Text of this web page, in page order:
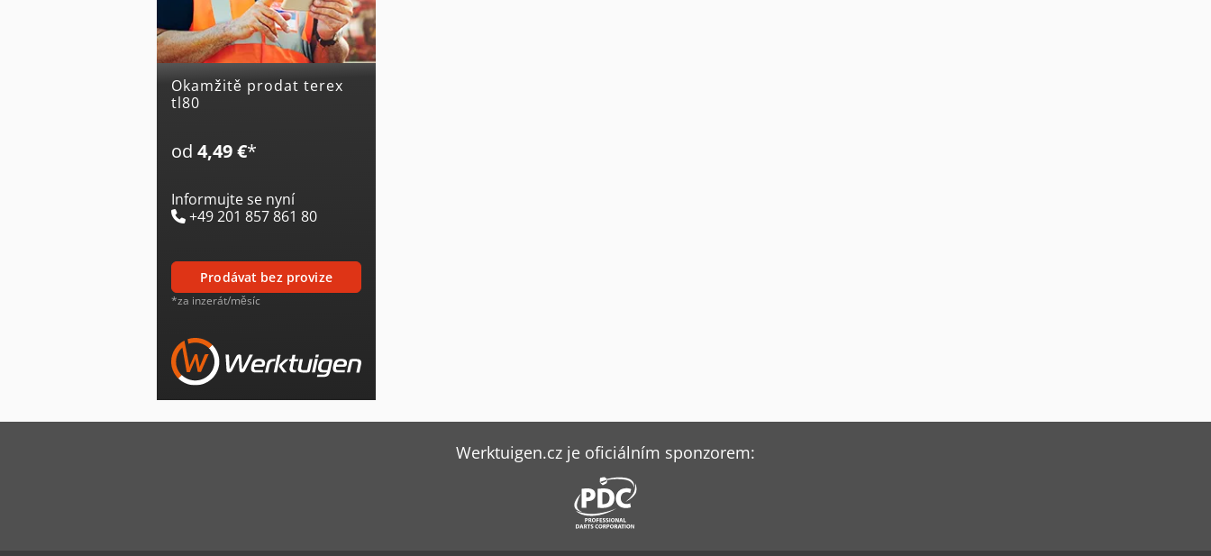
Okamžitě prodat terex
tl80
od 4,49 €*
Informujte se nyní
+49 201 857 861 80
prodávat bez provize
*za inzerát/měsíc
Werktuigen.cz je oficiálním sponzorem: